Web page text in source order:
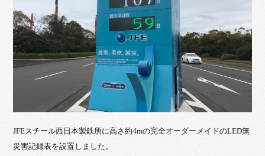
JFEスチール西日本製鉄所に高さ約4mの完全オーダーメイドのLED無
災害記録表を設置しました。